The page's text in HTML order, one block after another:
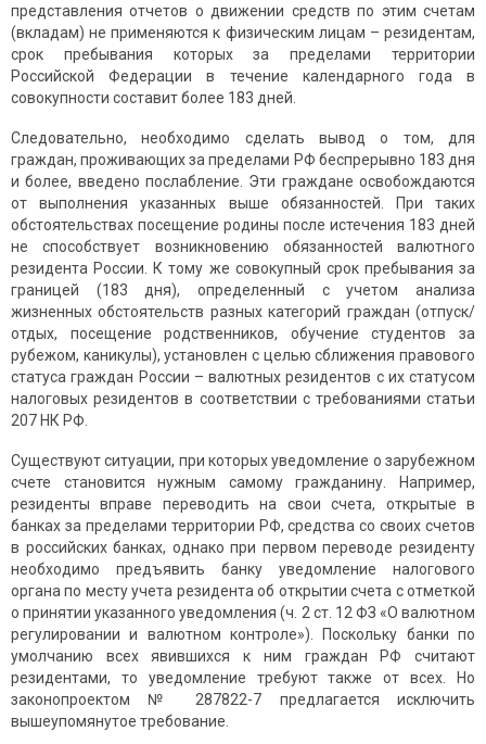
представления отчетов о движении средств по этим счетам
(вкладам) не применяются к физическим лицам – резидентам,
срок пребывания которых за пределами территории
Российской Федерации в течение календарного года в
совокупности составит более 183 дней.
Следовательно, необходимо сделать вывод о том, для
граждан, проживающих за пределами РФ беспрерывно 183 дня
и более, введено послабление. Эти граждане освобождаются
от выполнения указанных выше обязанностей. При таких
обстоятельствах посещение родины после истечения 183 дней
не способствует возникновению обязанностей валютного
резидента России. К тому же совокупный срок пребывания за
границей (183 дня), определенный с учетом анализа
жизненных обстоятельств разных категорий граждан (отпуск/
отдых, посещение родственников, обучение студентов за
рубежом, каникулы), установлен с целью сближения правового
статуса граждан России – валютных резидентов с их статусом
налоговых резидентов в соответствии с требованиями статьи
207 НК РФ.
Существуют ситуации, при которых уведомление о зарубежном
счете становится нужным самому гражданину. Например,
резиденты вправе переводить на свои счета, открытые в
банках за пределами территории РФ, средства со своих счетов
в российских банках, однако при первом переводе резиденту
необходимо предъявить банку уведомление налогового
органа по месту учета резидента об открытии счета с отметкой
о принятии указанного уведомления (ч. 2 ст. 12 ФЗ «О валютном
регулировании и валютном контроле»). Поскольку банки по
умолчанию всех явившихся к ним граждан РФ считают
резидентами, то уведомление требуют также от всех. Но
законопроектом № 287822-7 предлагается исключить
вышеупомянутое требование.